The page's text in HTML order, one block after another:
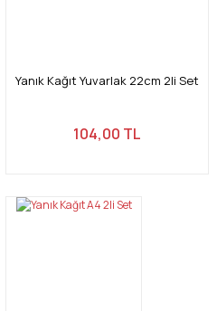
Yanık Kağıt Yuvarlak 22cm 2li Set
104,00 TL